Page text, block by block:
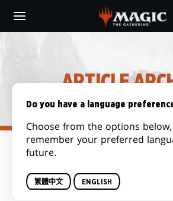
main
ARTICLE
Do you have a language
Choose from the options
remember your preferred
future.
繁體中文 ENGLISH